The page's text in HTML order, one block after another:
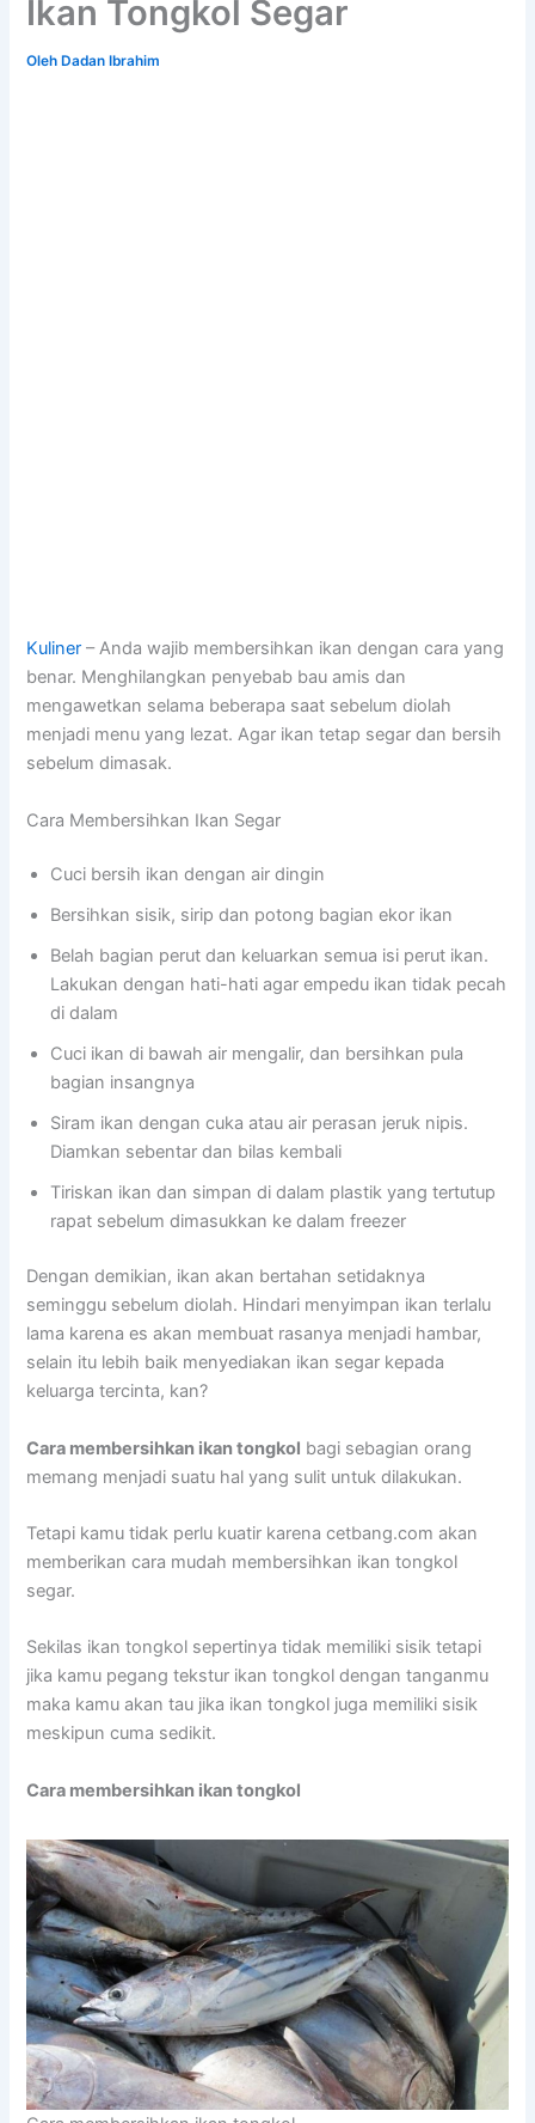
Ikan Tongkol Segar
OlehDadan Ibrahim
Kuliner – Anda wajib membersihkan ikan dengan cara yang
benar. Menghilangkan penyebab bau amis dan
mengawetkan selama beberapa saat sebelum diolah
menjadi menu yang lezat. Agar ikan tetap segar dan bersih
sebelum dimasak.
Cara Membersihkan Ikan Segar
Cuci bersih ikan dengan air dingin
Bersihkan sisik, sirip dan potong bagian ekor ikan
Belah bagian perut dan keluarkan semua isi perut ikan.
Lakukan dengan hati-hati agar empedu ikan tidak pecah
di dalam
Cuci ikan di bawah air mengalir, dan bersihkan pula
bagian insangnya
Siram ikan dengan cuka atau air perasan jeruk nipis.
Diamkan sebentar dan bilas kembali
Tiriskan ikan dan simpan di dalam plastik yang tertutup
rapat sebelum dimasukkan ke dalam freezer
Dengan demikian, ikan akan bertahan setidaknya
seminggu sebelum diolah. Hindari menyimpan ikan terlalu
lama karena es akan membuat rasanya menjadi hambar,
selain itu lebih baik menyediakan ikan segar kepada
keluarga tercinta, kan?
Cara membersihkan ikan tongkol bagi sebagian orang
memang menjadi suatu hal yang sulit untuk dilakukan.
Tetapi kamu tidak perlu kuatir karena cetbang.com akan
memberikan cara mudah membersihkan ikan tongkol
segar.
Sekilas ikan tongkol sepertinya tidak memiliki sisik tetapi
jika kamu pegang tekstur ikan tongkol dengan tanganmu
maka kamu akan tau jika ikan tongkol juga memiliki sisik
meskipun cuma sedikit.
Cara membersihkan ikan tongkol